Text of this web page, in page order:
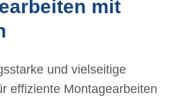
mit
und vielseitige
effiziente Montagearbeiten